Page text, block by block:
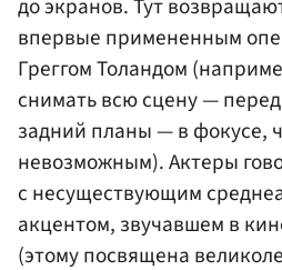
до экранов. Тут
впервые примененным
Греггом Толандом
снимать всю сцену —
задний планы — в фокусе,
невозможным). Актеры
с несуществующим
акцентом, звучавшем в
(этому посвящена